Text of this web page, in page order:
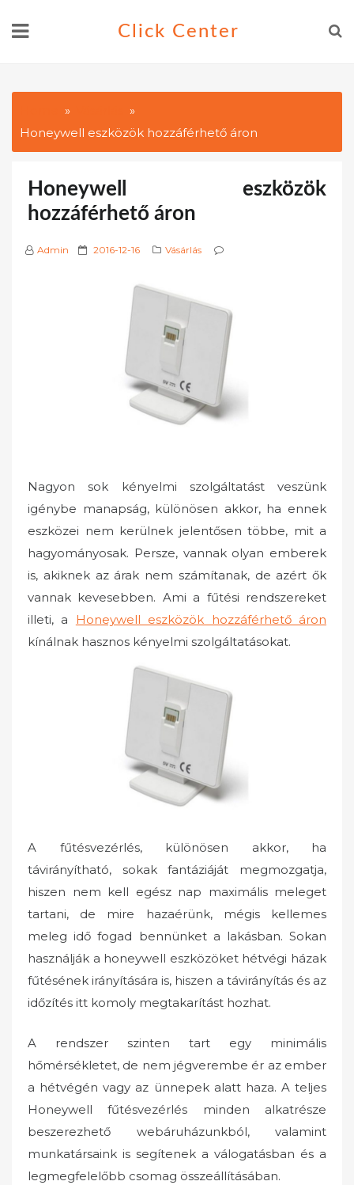
Click Center
Honeywell eszközök hozzáférhető áron
Honeywell eszközök
hozzáférhető áron
Admin
P 2016-12-16 Vásárlás
Nagyon sok kényelmi szolgáltatást veszünk
igénybe manapság, különösen akkor, ha ennek
eszközei nem kerülnek jelentősen többe, mit a
hagyományosak. Persze, vannak olyan emberek
is, akiknek az árak nem számítanak, de azért ők
vannak kevesebben. Ami a fűtési rendszereket
illeti, a Honeywell eszközök hozzáférhető áron
kínálnak hasznos kényelmi szolgáltatásokat.
A fűtésvezérlés, különösen akkor, ha
távirányítható, sokak fantáziáját megmozgatja,
hiszen nem kell egész nap maximális meleget
tartani, de mire hazaérünk, mégis kellemes
meleg idő fogad bennünket a lakásban. Sokan
használják a honeywell eszközöket hétvégi házak
fűtésének irányítására is, hiszen a távirányítás és az
időzítés itt komoly megtakarítást hozhat.
A rendszer szinten tart egy minimális
hőmérsékletet, de nem jégverembe ér az ember
a hétvégén vagy az ünnepek alatt haza. A teljes
Honeywell fűtésvezérlés minden alkatrésze
beszerezhető webáruházunkból, valamint
munkatársaink is segítenek a válogatásban és a
legmegfelelőbb csomag összeállításában.